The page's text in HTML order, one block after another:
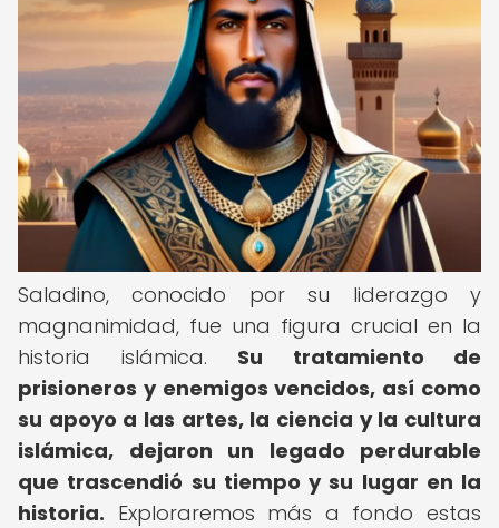
Saladino, conocido por su liderazgo y
magnanimidad, fue una figura crucial en la
historia islámica. Su tratamiento de
prisioneros y enemigos vencidos, así como
su apoyo a las artes, la ciencia y la cultura
islámica, dejaron un legado perdurable
que trascendió su tiempo y su lugar en la
historia. Exploraremos más a fondo estas